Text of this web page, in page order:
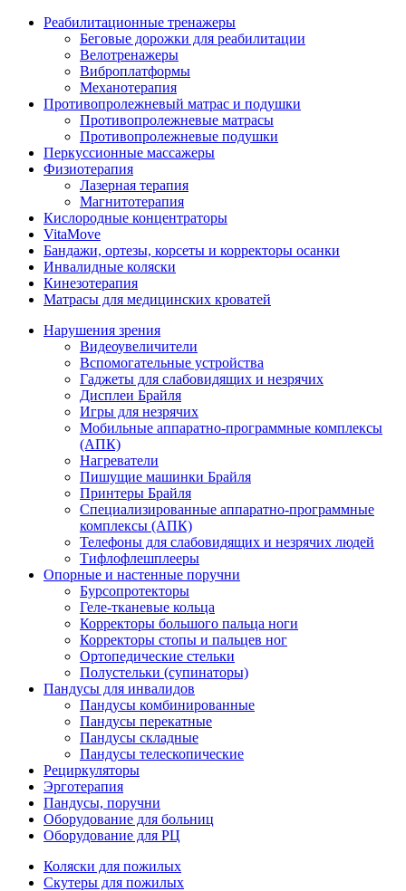
Реабилитационные тренажеры
Беговые дорожки для реабилитации
Велотренажеры
Виброплатформы
Механотерапия
Противопролежневый матрас и подушки
Противопролежневые матрасы
Противопролежневые подушки
Перкуссионные массажеры
Физиотерапия
Лазерная терапия
Магнитотерапия
Кислородные концентраторы
VitaMove
Бандажи, ортезы, корсеты и корректоры осанки
Инвалидные коляски
Кинезотерапия
Матрасы для медицинских кроватей
Нарушения зрения
Видеоувеличители
Вспомогательные устройства
Гаджеты для слабовидящих и незрячих
Дисплеи Брайля
Игры для незрячих
Мобильные аппаратно-программные комплексы
(АПК)
Нагреватели
Пишущие машинки Брайля
Принтеры Брайля
Специализированные аппаратно-программные
комплексы (АПК)
Телефоны для слабовидящих и незрячих людей
Тифлофлешплееры
Опорные и настенные поручни
Бурсопротекторы
Геле-тканевые кольца
Корректоры большого пальца ноги
Корректоры стопы и пальцев ног
Ортопедические стельки
Полустельки (супинаторы)
Пандусы для инвалидов
Пандусы комбинированные
Пандусы перекатные
Пандусы складные
Пандусы телескопические
Рециркуляторы
Эрготерапия
Пандусы, поручни
Оборудование для больниц
Оборудование для РЦ
Коляски для пожилых
Скутеры для пожилых